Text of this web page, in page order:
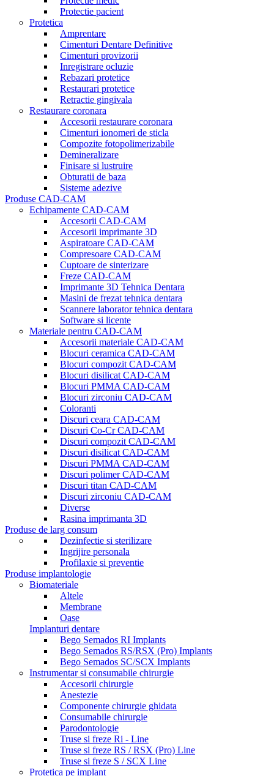
Protectie pacient
Protetica
Amprentare
Cimenturi Dentare Definitive
Cimenturi provizorii
Inregistrare ocluzie
Rebazari protetice
Restaurari protetice
Retractie gingivala
Restaurare coronara
Accesorii restaurare coronara
Cimenturi ionomeri de sticla
Compozite fotopolimerizabile
Demineralizare
Finisare si lustruire
Obturatii de baza
Sisteme adezive
Produse CAD-CAM
Echipamente CAD-CAM
Accesorii CAD-CAM
Accesorii imprimante 3D
Aspiratoare CAD-CAM
Compresoare CAD-CAM
Cuptoare de sinterizare
Freze CAD-CAM
Imprimante 3D Tehnica Dentara
Masini de frezat tehnica dentara
Scannere laborator tehnica dentara
Software si licente
Materiale pentru CAD-CAM
Accesorii materiale CAD-CAM
Blocuri ceramica CAD-CAM
Blocuri compozit CAD-CAM
Blocuri disilicat CAD-CAM
Blocuri PMMA CAD-CAM
Blocuri zirconiu CAD-CAM
Coloranti
Discuri ceara CAD-CAM
Discuri Co-Cr CAD-CAM
Discuri compozit CAD-CAM
Discuri disilicat CAD-CAM
Discuri PMMA CAD-CAM
Discuri polimer CAD-CAM
Discuri titan CAD-CAM
Discuri zirconiu CAD-CAM
Diverse
Rasina imprimanta 3D
Produse de larg consum
Dezinfectie si sterilizare
Ingrijire personala
Profilaxie si preventie
Produse implantologie
Biomateriale
Altele
Membrane
Oase
Implanturi dentare
Bego Semados RI Implants
Bego Semados RS/RSX (Pro) Implants
Bego Semados SC/SCX Implants
Instrumentar si consumabile chirurgie
Accesorii chirurgie
Anestezie
Componente chirurgie ghidata
Consumabile chirurgie
Parodontologie
Truse si freze Ri - Line
Truse si freze RS / RSX (Pro) Line
Truse si freze S / SCX Line
Protetica pe implant